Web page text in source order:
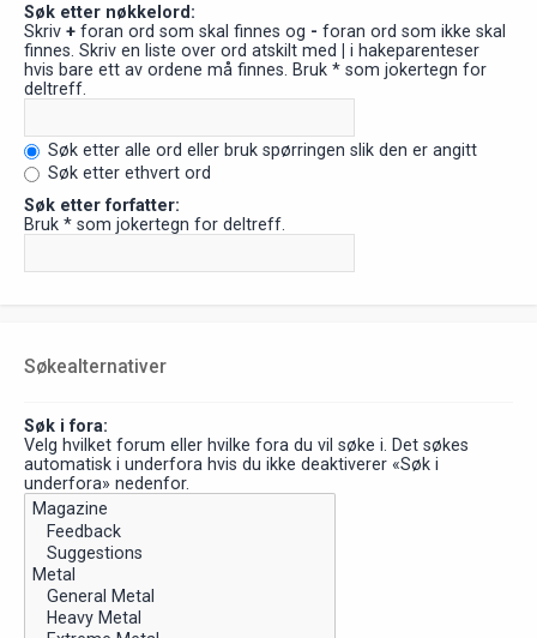
Søk etter nøkkelord:
Skriv + foran ord som skal finnes og - foran ord som ikke skal
finnes. Skriv en liste over ord atskilt med
i hakeparenteser
hvis bare ett av ordene må finnes. Bruk * som jokertegn for
deltreff.
Søk etter alle ord eller bruk spørringen slik den er angitt
Søk etter ethvert ord
Søk etter forfatter:
Bruk * som jokertegn for deltreff.
Søkealternativer
Søk i fora:
Velg hvilket forum eller hvilke fora du vil søke i. Det søkes
automatisk i underfora hvis du ikke deaktiverer «Søk i
underfora» nedenfor.